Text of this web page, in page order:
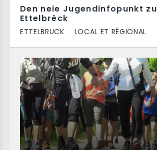
Den neie Jugendinfopunkt zu
Ettelbréck
ETTELBRUCK LOCAL ET RÉGIONAL